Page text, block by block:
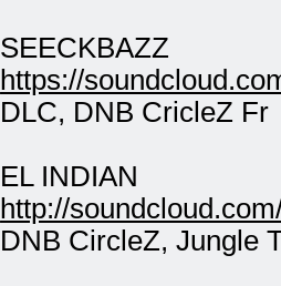
SEECKBAZZ
https://
DLC, DNB CricleZ Fr
EL INDIAN
http://
DNB CircleZ, Jungle